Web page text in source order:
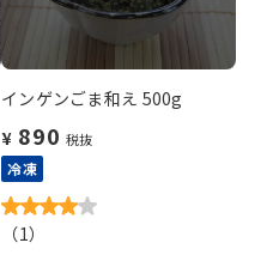
インゲンごま和え 500g
¥ 890 税抜
冷凍
（1）